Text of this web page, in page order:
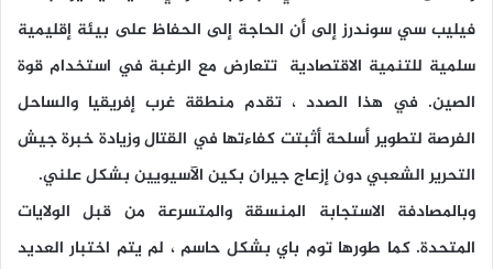
فيليب سي سوندرز إلى أن الحاجة إلى الحفاظ على بيئة إقليمية
سلمية للتنمية الاقتصادية تتعارض مع الرغبة في استخدام قوة
الصين. في هذا الصدد ، تقدم منطقة غرب إفريقيا والساحل
الفرصة لتطوير أسلحة أثبتت كفاءتها في القتال وزيادة خبرة جيش
التحرير الشعبي دون إزعاج جيران بكين الآسيويين بشكل علني.
وبالمصادفة الاستجابة المنسقة والمتسرعة من قبل الولايات
المتحدة. كما طورها توم باي بشكل حاسم ، لم يتم اختبار العديد